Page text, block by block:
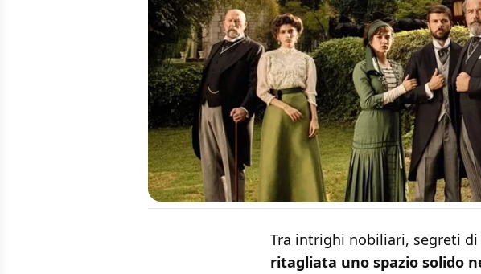
Tra intrighi nobiliari, segreti
ritagliata uno spazio solido